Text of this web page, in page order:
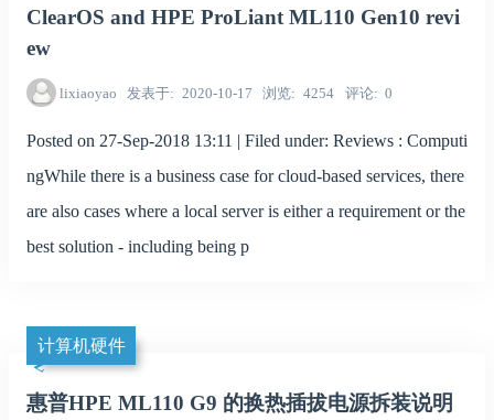
ClearOS and HPE ProLiant ML110 Gen10 revi
ew
lixiaoyao 发表于 2020-10-17 浏览 4254 评论 0
Posted on 27-Sep-2018 13:11 | Filed under: Reviews : Computi
ngWhile there is a business case for cloud-based services, there
are also cases where a local server is either a requirement or the
best solution - including being p
计算机硬件
惠普HPE ML110 G9 的换热插拔电源拆装说明